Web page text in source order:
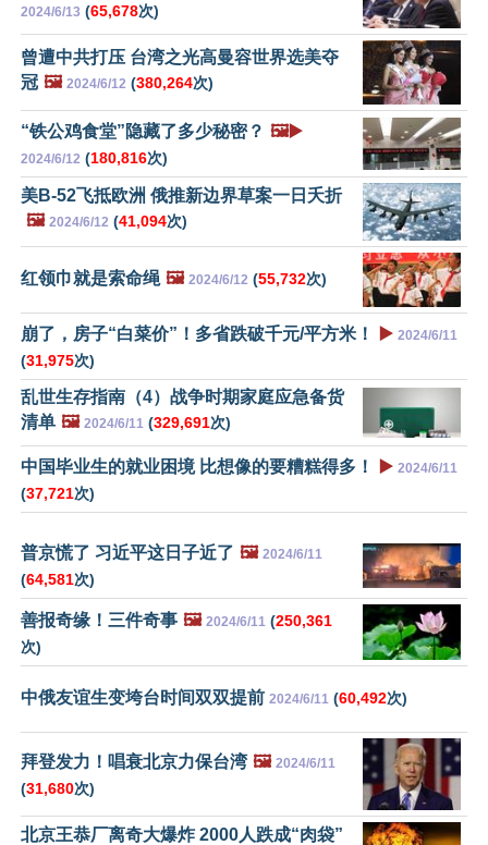
2024/6/13 (65,678次)
曾遭中共打压 台湾之光高曼容世界选美夺
冠 🖼️ 2024/6/12 (380,264次)
“铁公鸡食堂”隐藏了多少秘密？ 🖼️▶️
2024/6/12 (180,816次)
美B-52飞抵欧洲 俄推新边界草案一日夭折
🖼️ 2024/6/12 (41,094次)
红领巾就是索命绳 🖼️ 2024/6/12 (55,732次)
崩了，房子“白菜价”！多省跌破千元/平方米！ ▶️ 2024/6/11
(31,975次)
乱世生存指南（4）战争时期家庭应急备货
清单 🖼️ 2024/6/11 (329,691次)
中国毕业生的就业困境 比想像的要糟糕得多！ ▶️ 2024/6/11
(37,721次)
普京慌了 习近平这日子近了 🖼️ 2024/6/11
(64,581次)
善报奇缘！三件奇事 🖼️ 2024/6/11 (250,361
次)
中俄友谊生变垮台时间双双提前 2024/6/11 (60,492次)
拜登发力！唱衰北京力保台湾 🖼️ 2024/6/11
(31,680次)
北京王恭厂离奇大爆炸 2000人跌成“肉袋”